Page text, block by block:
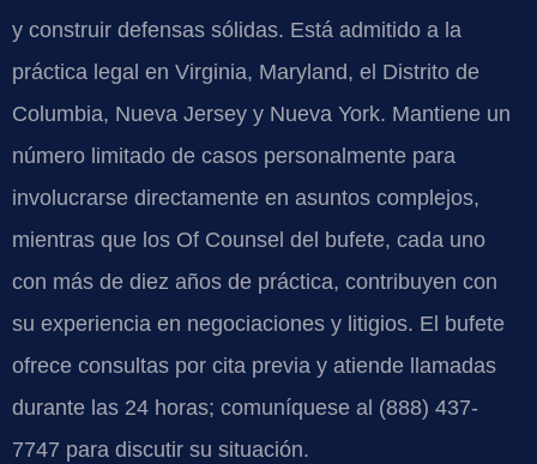
y construir defensas sólidas. Está admitido a la
práctica legal en Virginia, Maryland, el Distrito de
Columbia, Nueva Jersey y Nueva York. Mantiene un
número limitado de casos personalmente para
involucrarse directamente en asuntos complejos,
mientras que los Of Counsel del bufete, cada uno
con más de diez años de práctica, contribuyen con
su experiencia en negociaciones y litigios. El bufete
ofrece consultas por cita previa y atiende llamadas
durante las 24 horas; comuníquese al (888) 437-
7747 para discutir su situación.